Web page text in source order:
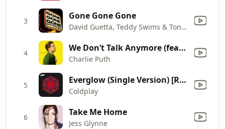
3 Gone Gone Gone
David Guetta, Teddy Swims & Tones And I
4 We Don’t Talk Anymore (feat. Selena Gomez)
Charlie Puth
5 Everglow (Single Version) [Radio Edit]
Coldplay
6 Take Me Home
Jess Glynne